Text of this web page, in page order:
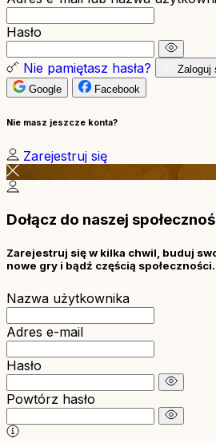
Hasło
Nie pamiętasz hasła?
Zaloguj
Google
Facebook
Nie masz jeszcze konta?
Zarejestruj się
Dołącz do naszej
Zarejestruj się w kilka chwil, buduj
nowe gry i bądź częścią społeczności.
Nazwa użytkownika
Adres e-mail
Hasło
Powtórz hasło